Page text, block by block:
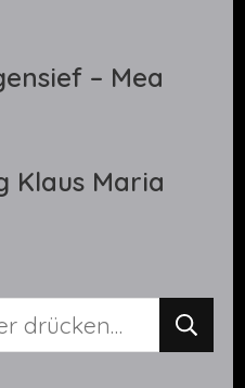
– Mea
Klaus Maria